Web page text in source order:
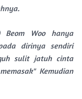
Woo hanya
dirinya sendiri
sulit jatuh cinta
Kemudian